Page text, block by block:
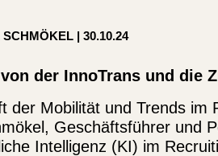
| 30.10.24
der InnoTrans und die
der Mobilität und Trends im
Geschäftsführer und
Intelligenz (KI) im